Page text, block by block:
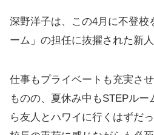
深野洋子は、この4月に不登校
ーム」の担任に抜擢された新人
仕事もプライベートも充実さ
ものの、夏休み中もSTEPル
ら友人とハワイに行くはずだ